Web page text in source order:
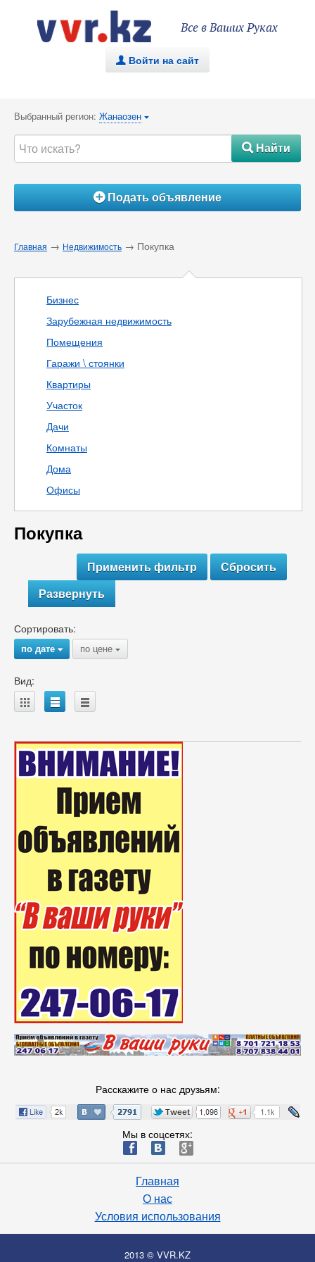
Все в Ваших Руках
. Войти на сайт
Выбранный регион: Жанаозен {
#Найти
ÁПодать объявление
Главная → Недвижимость → Покупка
Бизнес
Зарубежная недвижимость
Помещения
Гаражи \ стоянки
Квартиры
Участок
Дачи
Комнаты
Дома
Офисы
Покупка
Развернуть
Сортировать:
по дате{ по цене {
Вид:
A B C
Расскажите о нас друзьям:
Мы в соцсетях:
ä æ è
Главная
О нас
Условия использования
2013 © VVR.KZ